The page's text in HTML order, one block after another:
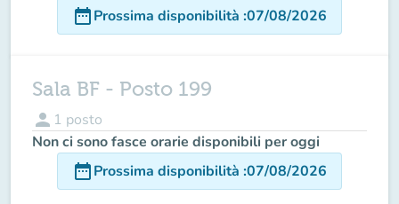
date_rangeProssima disponibilità :07/08/2026
Sala BF - Posto 199
person 1 posto
Non ci sono fasce orarie disponibili per oggi
date_rangeProssima disponibilità :07/08/2026